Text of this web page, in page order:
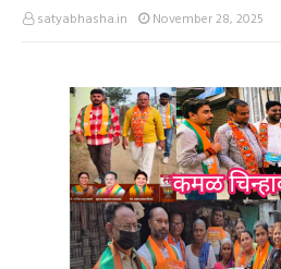
satyabhasha.in November 28, 2025